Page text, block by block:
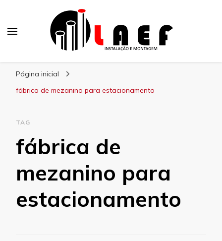
Página inicial
fábrica de mezanino para estacionamento
TAG
fábrica de
mezanino para
estacionamento